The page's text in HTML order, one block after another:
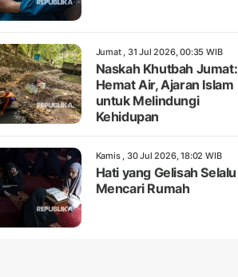
Jumat , 31 Jul 2026, 00:35 WIB
Naskah Khutbah Jumat:
Hemat Air, Ajaran Islam
untuk Melindungi
Kehidupan
Kamis , 30 Jul 2026, 18:02 WIB
Hati yang Gelisah Selalu
Mencari Rumah